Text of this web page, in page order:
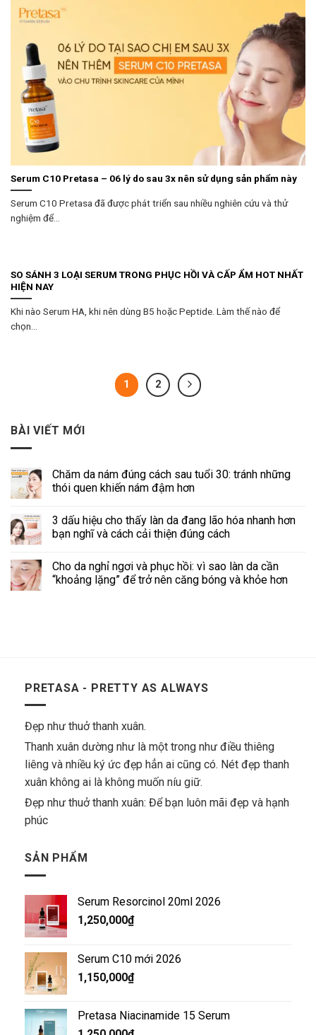
Serum C10 Pretasa – 06 lý do sau 3x nên sử dụng sản phẩm này
Serum C10 Pretasa đã được phát triển sau nhiều nghiên cứu và thử
nghiệm để...
SO SÁNH 3 LOẠI SERUM TRONG PHỤC HỒI VÀ CẤP ẨM HOT NHẤT
HIỆN NAY
Khi nào Serum HA, khi nên dùng B5 hoặc Peptide. Làm thế nào để
chọn...
1 2
BÀI VIẾT MỚI
Chăm da nám đúng cách sau tuổi 30: tránh những
thói quen khiến nám đậm hơn
3 dấu hiệu cho thấy làn da đang lão hóa nhanh hơn
bạn nghĩ và cách cải thiện đúng cách
Cho da nghỉ ngơi và phục hồi: vì sao làn da cần
“khoảng lặng” để trở nên căng bóng và khỏe hơn
PRETASA - PRETTY AS ALWAYS
Đẹp như thuở thanh xuân.
Thanh xuân dường như là một trong như điều thiêng
liêng và nhiều ký ức đẹp hẳn ai cũng có. Nét đẹp thanh
xuân không ai là không muốn níu giữ.
Đẹp như thuở thanh xuân: Để bạn luôn mãi đẹp và hạnh
phúc
SẢN PHẨM
Serum Resorcinol 20ml 2026
1,250,000₫
Serum C10 mới 2026
1,150,000₫
Pretasa Niacinamide 15 Serum